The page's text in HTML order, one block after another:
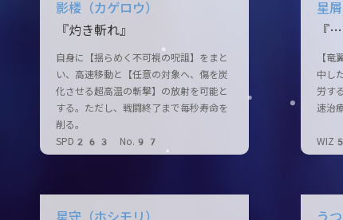
影楼（カゲロウ）
『灼き斬れ』
自身に【揺らめく不可視の呪詛】をまと
い、高速移動と【任意の対象へ、傷を炭
化させる超高温の斬撃】の放射を可能と
する。ただし、戦闘終了まで毎秒寿命を
削る。
SPD263 No.97
星
『
【竜
中し
労す
速治